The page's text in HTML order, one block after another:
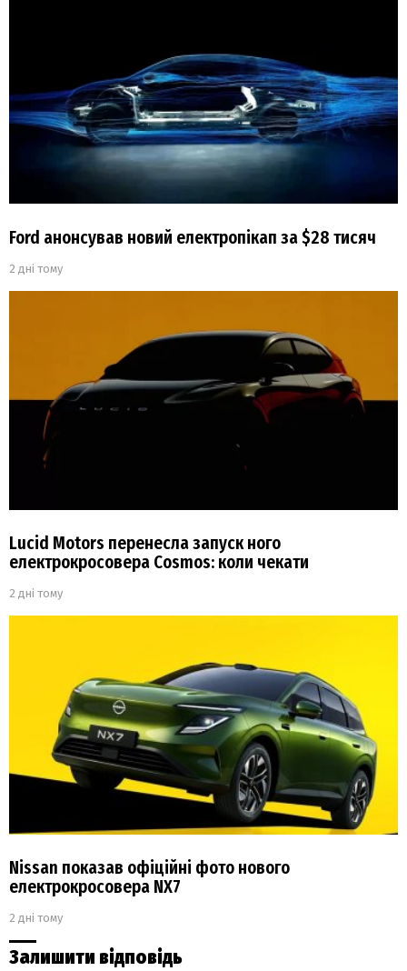
Ford анонсував новий електропікап за $28 тисяч
2 дні тому
Lucid Motors перенесла запуск ного
електрокросовера Cosmos: коли чекати
2 дні тому
Nissan показав офіційні фото нового
електрокросовера NX7
2 дні тому
Залишити відповідь